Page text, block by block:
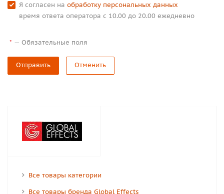
Я согласен на обработку персональных данных
время ответа оператора с 10.00 до 20.00 ежедневно
* — Обязательные поля
Отправить Отменить
Все товары категории
Все товары бренда Global Effects